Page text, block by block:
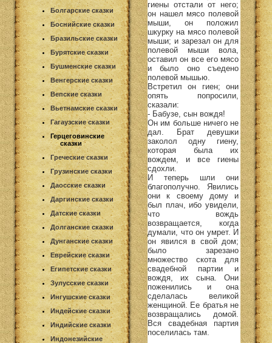
Болгарские сказки
Боснийские сказки
Бразильские сказки
Бурятские сказки
Бушменские сказки
Венгерские сказки
Вепские сказки
Вьетнамские сказки
Гагаузские сказки
Герцеговинские
сказки
Греческие сказки
Грузинские сказки
Даосские сказки
Даргинские сказки
Датские сказки
Долганские сказки
Дунганские сказки
Еврейские сказки
Египетские сказки
Зулусские сказки
Ингушские сказки
Индейские сказки
Индийские сказки
Индонезийские
гиены отстали от него;
он нашел мясо полевой
мыши, он положил
шкурку на мясо полевой
мыши; и зарезал он для
полевой мыши вола,
оставил он все его мясо
и было оно съедено
полевой мышью.
Встретил он гиен; они
опять попросили,
сказали:
- Бабузе, сын вождя!
Он им больше ничего не
дал. Брат девушки
заколол одну гиену,
которая была их
вождем, и все гиены
сдохли.
И теперь шли они
благополучно. Явились
они к своему дому и
был плач, ибо увидели,
что вождь
возвращается, когда
думали, что он умрет. И
он явился в свой дом;
было зарезано
множество скота для
свадебной партии и
вождя, их сына. Они
поженились и она
сделалась великой
женщиной. Ее братья не
возвращались домой.
Вся свадебная партия
поселилась там.